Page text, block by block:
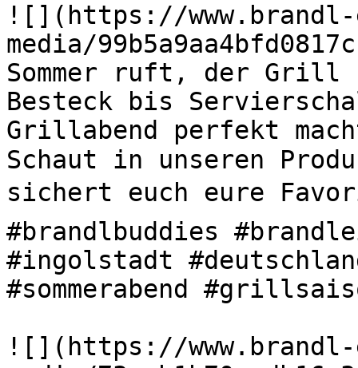
![](https://
media/
Sommer ruft, der Grill
Besteck bis
Grillabend perfekt
Schaut in unseren
sichert euch eure
#brandlbuddies
#ingolstadt
#sommerabend
![](https://